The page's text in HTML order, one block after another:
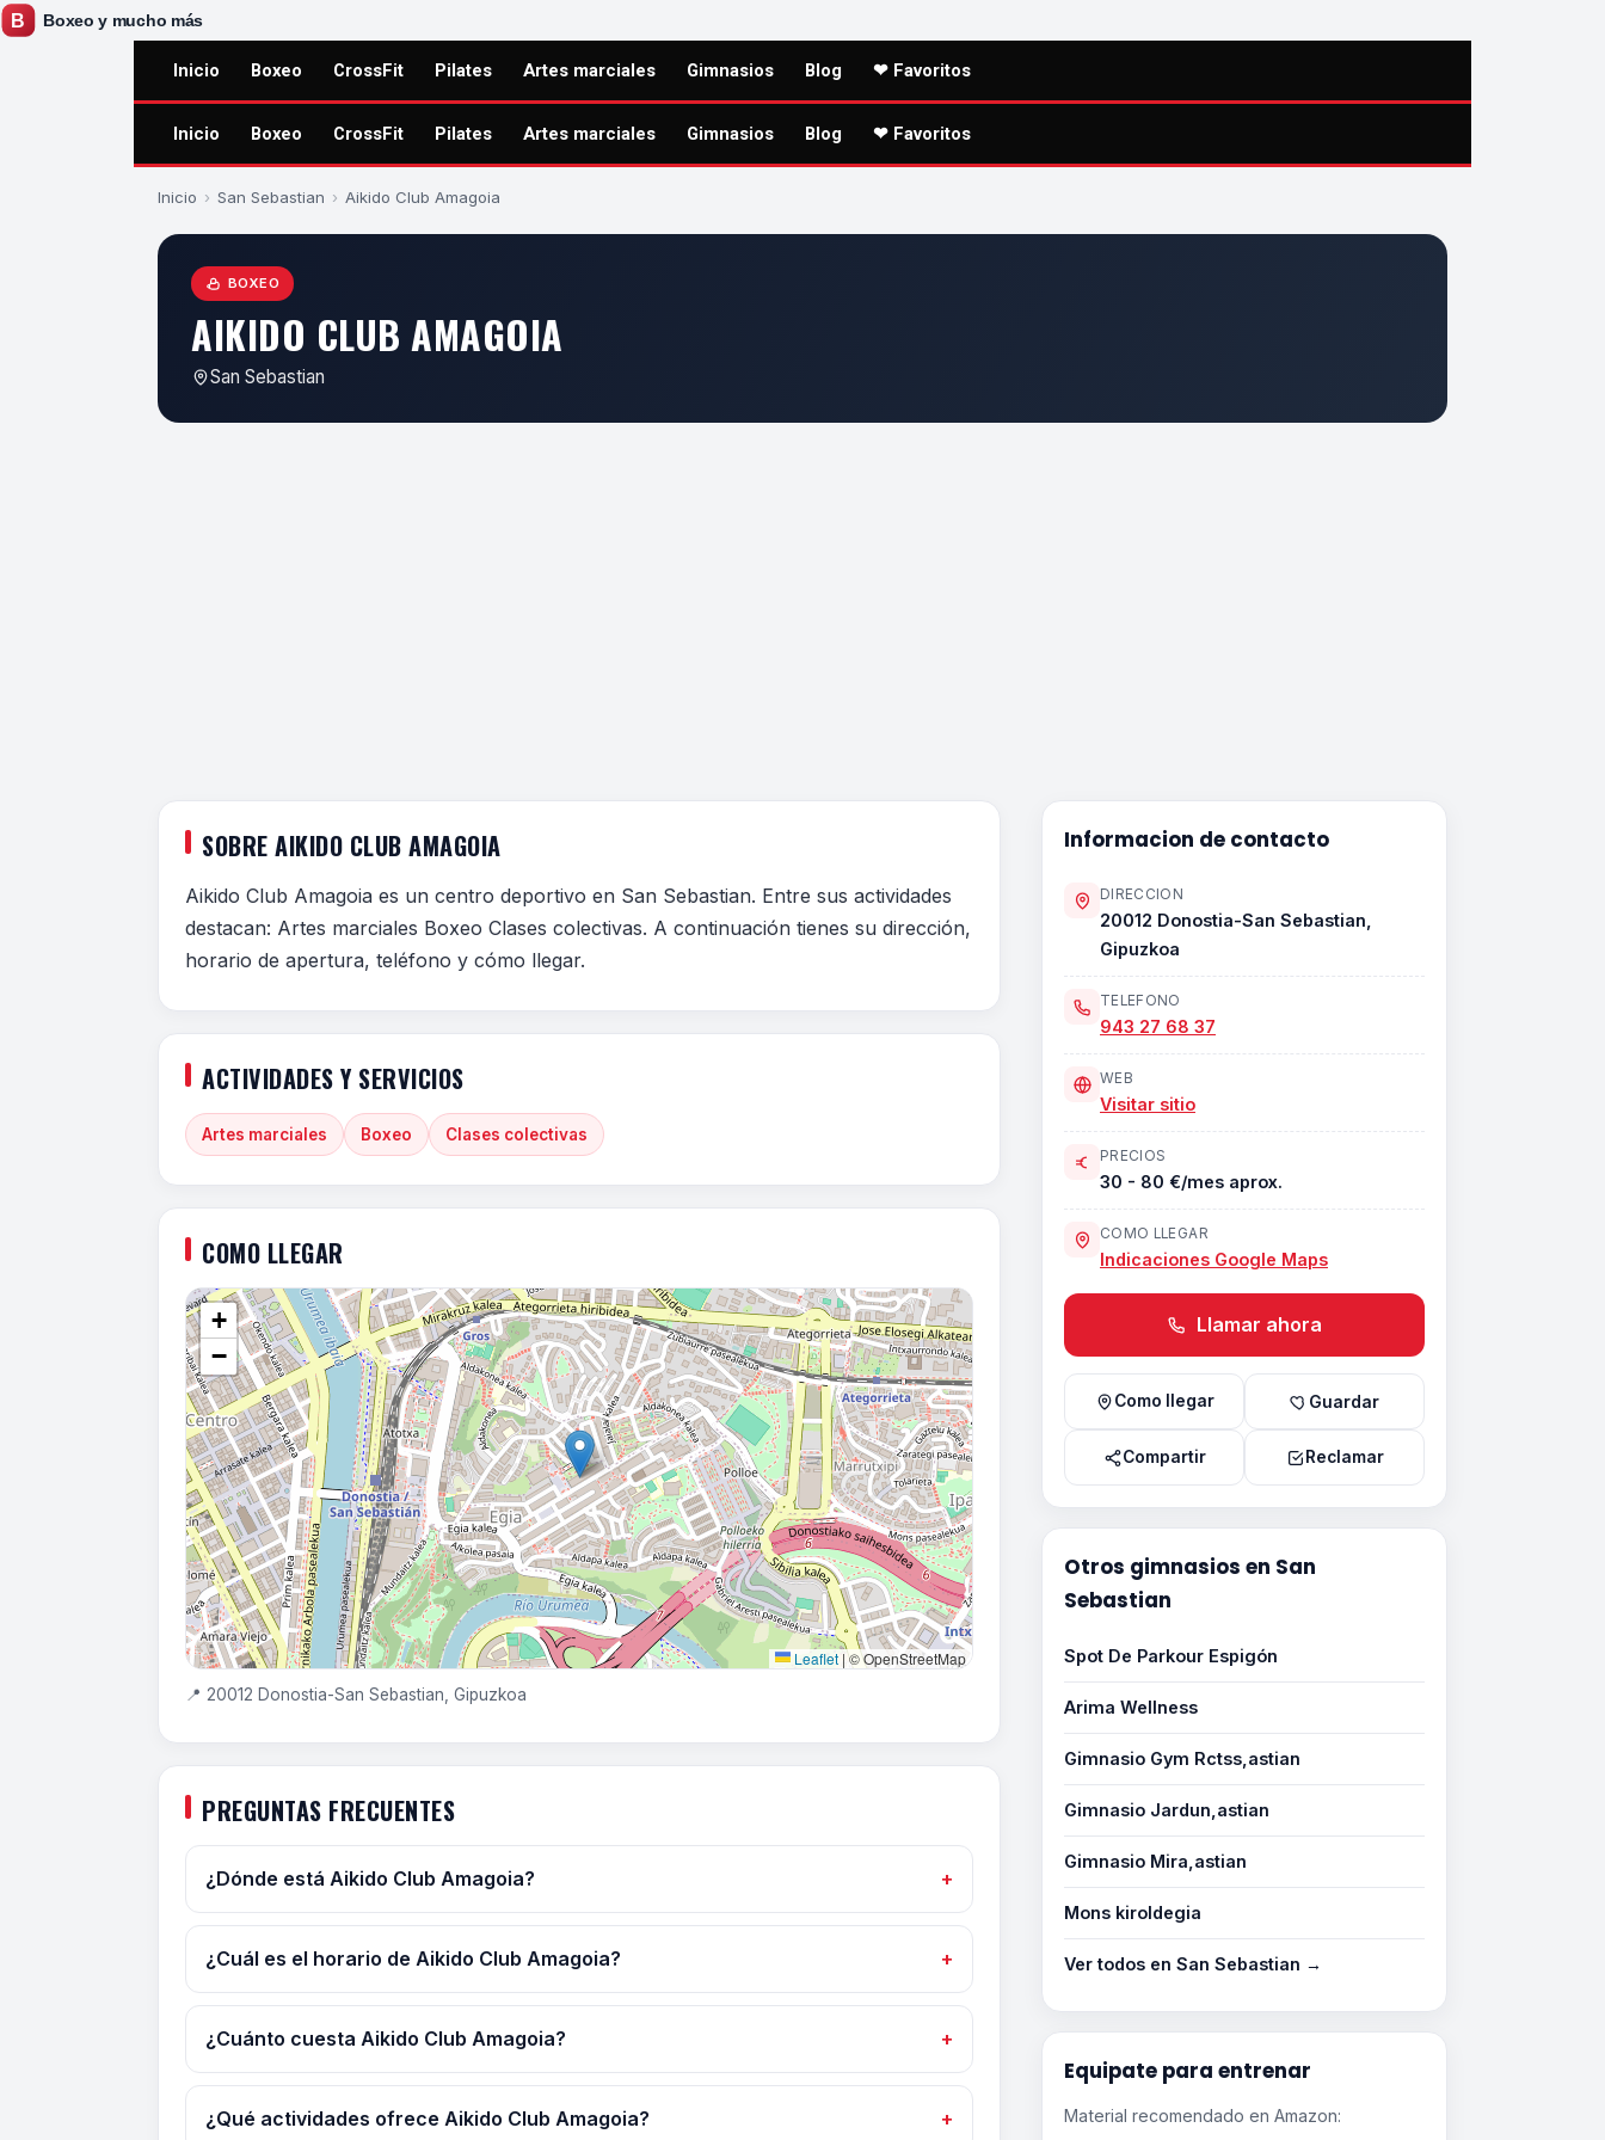
Inicio Boxeo CrossFit Pilates Artes marciales Gimnasios Blog ❤ Favoritos
Inicio Boxeo CrossFit Pilates Artes marciales Gimnasios Blog ❤ Favoritos
Inicio › San Sebastian › Aikido Club Amagoia
BOXEO
AIKIDO CLUB AMAGOIA
San Sebastian
SOBRE AIKIDO CLUB AMAGOIA
Aikido Club Amagoia es un centro deportivo en San Sebastian. Entre sus actividades
destacan: Artes marciales Boxeo Clases colectivas. A continuación tienes su dirección,
horario de apertura, teléfono y cómo llegar.
ACTIVIDADES Y SERVICIOS
Artes marciales Boxeo Clases colectivas
COMO LLEGAR
+
−
Leaflet |© OpenStreetMap
📍 20012 Donostia-San Sebastian, Gipuzkoa
PREGUNTAS FRECUENTES
¿Dónde está Aikido Club Amagoia?
¿Cuál es el horario de Aikido Club Amagoia?
¿Cuánto cuesta Aikido Club Amagoia?
¿Qué actividades ofrece Aikido Club Amagoia?
Informacion de contacto
DIRECCION
20012 Donostia-San Sebastian,
Gipuzkoa
TELEFONO
943 27 68 37
WEB
Visitar sitio
PRECIOS
30 - 80 €/mes aprox.
COMO LLEGAR
Indicaciones Google Maps
Llamar ahora
Como llegar Guardar
Compartir Reclamar
Otros gimnasios en San
Sebastian
Spot De Parkour Espigón
Arima Wellness
Gimnasio Gym Rctss,astian
Gimnasio Jardun,astian
Gimnasio Mira,astian
Mons kiroldegia
Ver todos en San Sebastian →
Equipate para entrenar
Material recomendado en Amazon: